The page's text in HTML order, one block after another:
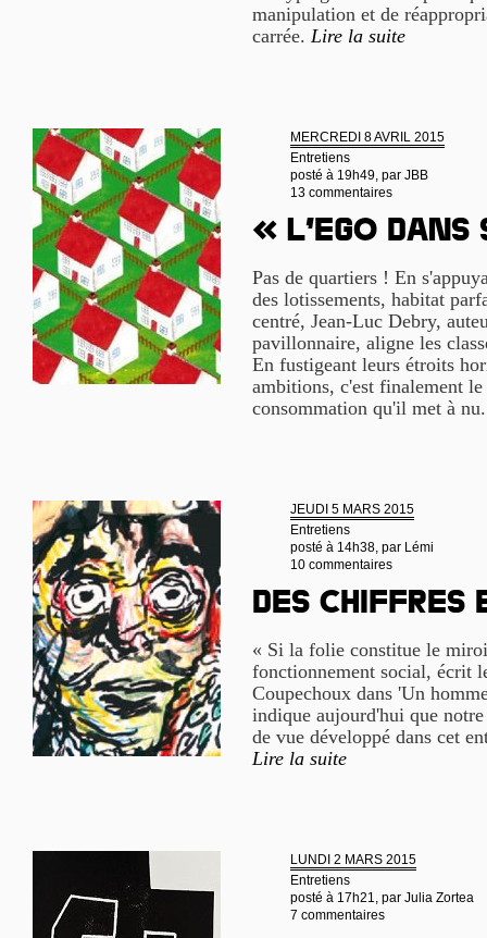
manipulation et de
carrée. Lire la suite
MERCREDI 8 AVRIL 2015
Entretiens
posté à 19h49, par JBB
13 commentaires
« L’ego
Pas de quartiers ! En
des lotissements, habitat
centré, Jean-Luc Debry,
pavillonnaire, aligne les
En fustigeant leurs étroits
ambitions, c'est finalement le
consommation qu'il met à
JEUDI 5 MARS 2015
Entretiens
posté à 14h38, par Lémi
10 commentaires
Des chiffres
« Si la folie constitue le
fonctionnement social, écrit
Coupechoux dans 'Un
indique aujourd'hui que
de vue développé dans cet
Lire la suite
LUNDI 2 MARS 2015
Entretiens
posté à 17h21, par Julia Zortea
7 commentaires